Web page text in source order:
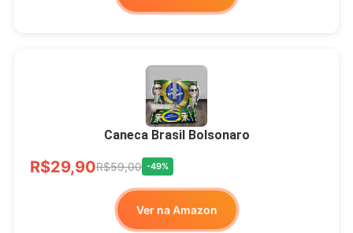
Xícara Bolsonaro
Brasão Deus Acima De
Todos
R$33,00
Ver no MERCADO
LIVRE
Caneca Brasil Bolsonaro
R$29,90R$59,00 -49%
Ver na Amazon